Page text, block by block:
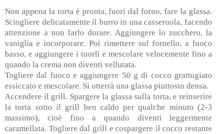
Non appena la torta è pronta, fuori dal forno, fare la glassa.
Sciogliere delicatamente il burro in una casseruola, facendo
attenzione a non farlo dorare. Aggiungere lo zucchero, la
vaniglia e incorporare. Poi rimettere sul fornello, a fuoco
basso, e aggiungere i tuorli e mescolare velocemente fino a
quando la crema non diventi vellutata.
Togliere dal fuoco e aggiungere 50 g di cocco grattugiato
essiccato e mescolare. Si otterrà una glassa piuttosto densa.
Accendere il grill. Spargere la glassa sulla torta, e reinserire
la torta sotto il grill ben caldo per qualche minuto (2-3
massimo), cioè fino a quando diventi leggermente
caramellata. Togliere dal grill e cospargere il cocco restante